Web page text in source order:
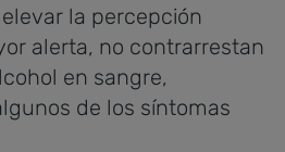
la percepción
alerta, no contrarrestan
en sangre,
de los síntomas